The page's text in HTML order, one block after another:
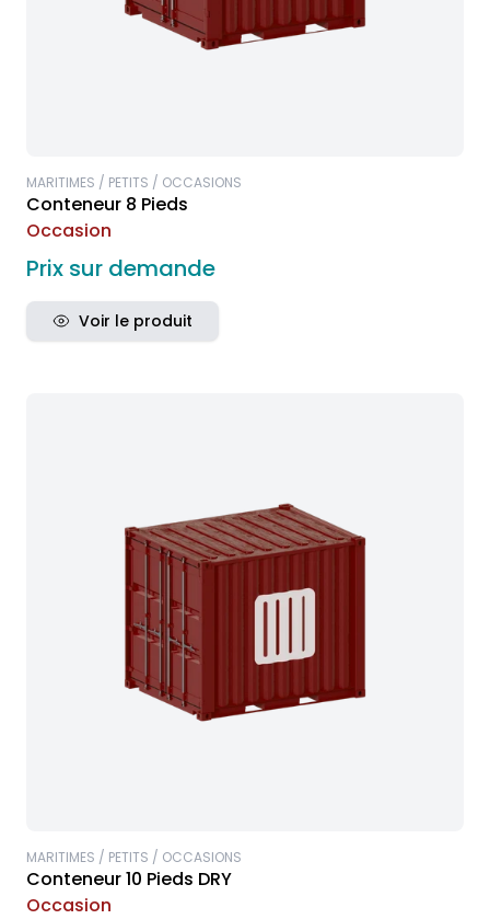
MARITIMES / PETITS / OCCASIONS
Conteneur 8 Pieds
Occasion
Prix sur demande
Voir le produit
MARITIMES / PETITS / OCCASIONS
Conteneur 10 Pieds DRY
Occasion